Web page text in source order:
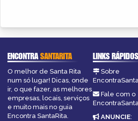
ENCONTRASANTARITA
O melhor de Santa Rita
num só lugar! Dicas, onde
ir, o que fazer, as melhores
empresas, locais, serviços
e muito mais no guia
Encontra SantaRita.
LINKS RÁPIDOS
Sobre
Fale com o
ANUNCIE: